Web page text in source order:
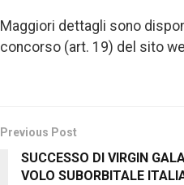
Maggiori dettagli sono
concorso (art. 19) del sito
Previous Post
SUCCESSO DI VIRGIN
VOLO SUBORBITALE